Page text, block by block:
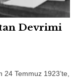
Devrimi
Temmuz 1923’te,